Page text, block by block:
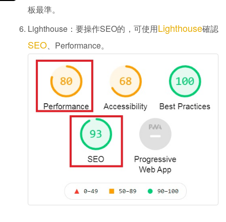
板最準。
Lighthouse：要操作SEO的，可使用Lighthouse確認
SEO、Performance。